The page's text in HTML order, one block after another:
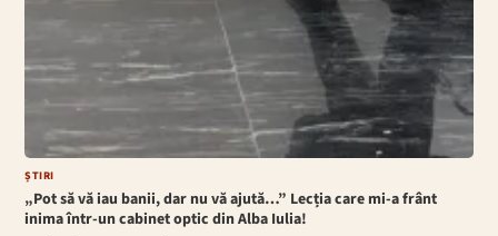
ȘTIRI
„Pot să vă iau banii, dar nu vă ajută…” Lecția care mi-a frânt
inima într-un cabinet optic din Alba Iulia!